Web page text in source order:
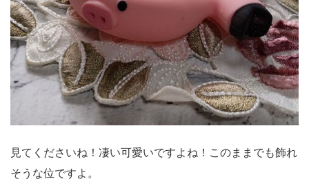
見てくださいね！凄い可愛いですよね！このままでも飾れ
そうな位ですよ。